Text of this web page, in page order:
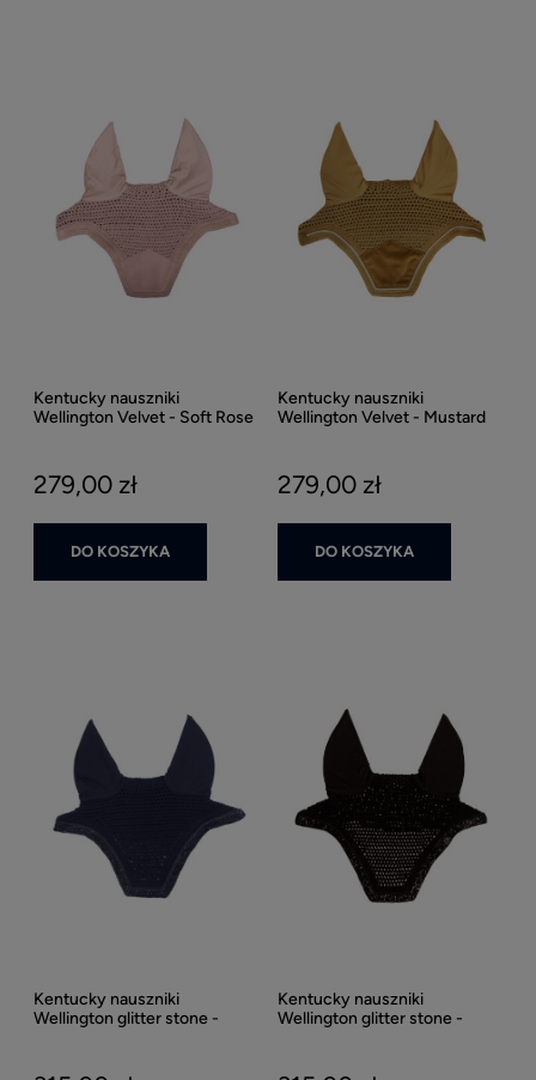
Kentucky nauszniki
Wellington Velvet - Soft Rose
279,00 zł
DO KOSZYKA
Kentucky nauszniki
Wellington Velvet - Mustard
279,00 zł
DO KOSZYKA
Kentucky nauszniki
Wellington glitter stone -
Kentucky nauszniki
Wellington glitter stone -